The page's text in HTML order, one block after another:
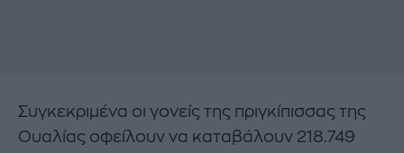
Συγκεκριμένα οι γονείς της πριγκίπισσας της
Ουαλίας οφείλουν να καταβάλουν 218.749